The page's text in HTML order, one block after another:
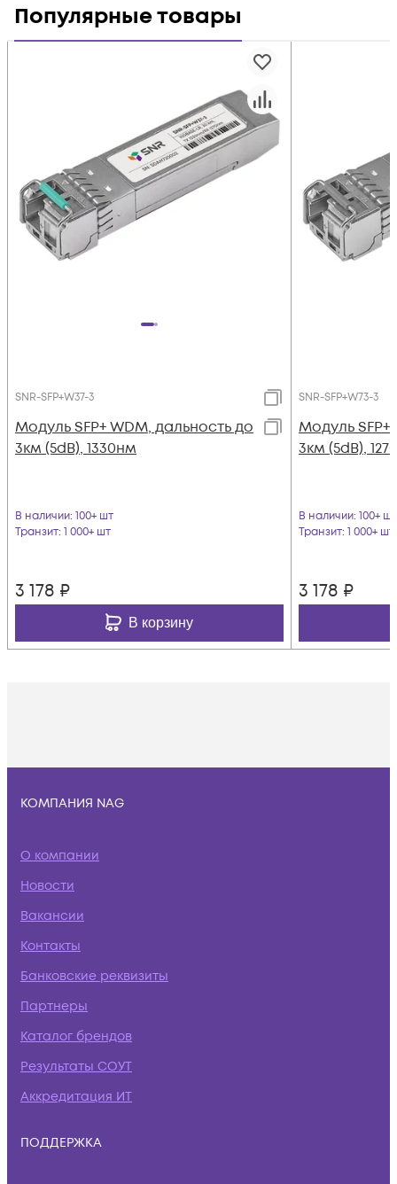
Популярные товары
SNR-SFP+W37-3
Модуль SFP+ WDM, дальность до
3км (5dB), 1330нм
В наличии: 100+ шт
Транзит: 1 000+ шт
3 178 ₽
В корзину
SNR-SFP+W73-3
Модуль SFP+
3км (5dB),
В наличии: 100+ шт
Транзит: 1 000+ шт
3 178 ₽
КОМПАНИЯ NAG
О компании
Новости
Вакансии
Контакты
Банковские реквизиты
Партнеры
Каталог брендов
Результаты СОУТ
Аккредитация ИТ
ПОДДЕРЖКА